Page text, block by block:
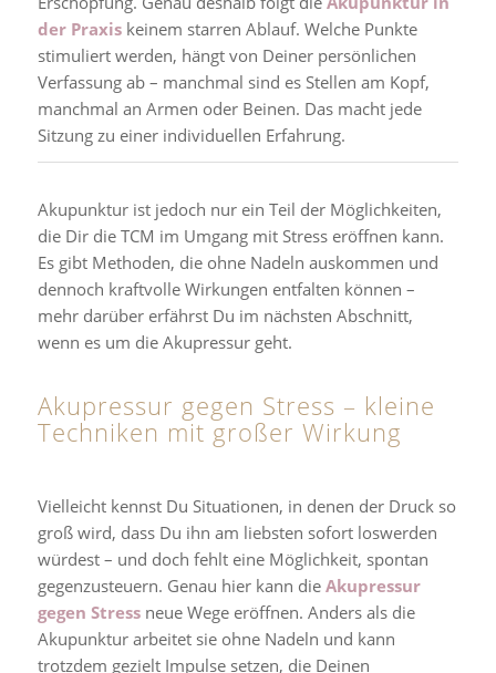
der Praxiskeinem starren Ablauf. Welche Punkte
stimuliert werden, hängt von Deiner persönlichen
Verfassung ab – manchmal sind es Stellen am Kopf,
manchmal an Armen oder Beinen. Das macht jede
Sitzung zu einer individuellen Erfahrung.
Akupunktur ist jedoch nur ein Teil der Möglichkeiten,
die Dir die TCM im Umgang mit Stress eröffnen kann.
Es gibt Methoden, die ohne Nadeln auskommen und
dennoch kraftvolle Wirkungen entfalten können –
mehr darüber erfährst Du im nächsten Abschnitt,
wenn es um die Akupressur geht.
Akupressur gegen Stress – kleine
Techniken mit großer Wirkung
Vielleicht kennst Du Situationen, in denen der Druck so
groß wird, dass Du ihn am liebsten sofort loswerden
würdest – und doch fehlt eine Möglichkeit, spontan
gegenzusteuern. Genau hier kann die Akupressur
gegen Stressneue Wege eröffnen. Anders als die
Akupunktur arbeitet sie ohne Nadeln und kann
trotzdem gezielt Impulse setzen, die Deinen